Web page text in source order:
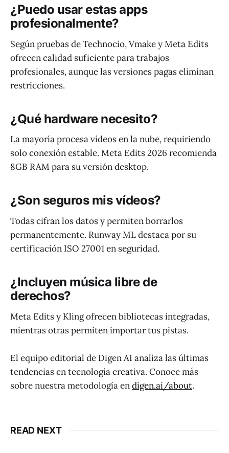
¿Puedo usar estas apps
profesionalmente?
Según pruebas de Technocio, Vmake y Meta Edits
ofrecen calidad suficiente para trabajos
profesionales, aunque las versiones pagas eliminan
restricciones.
¿Qué hardware necesito?
La mayoría procesa vídeos en la nube, requiriendo
solo conexión estable. Meta Edits 2026 recomienda
8GB RAM para su versión desktop.
¿Son seguros mis vídeos?
Todas cifran los datos y permiten borrarlos
permanentemente. Runway ML destaca por su
certificación ISO 27001 en seguridad.
¿Incluyen música libre de
derechos?
Meta Edits y Kling ofrecen bibliotecas integradas,
mientras otras permiten importar tus pistas.
El equipo editorial de Digen AI analiza las últimas
tendencias en tecnología creativa. Conoce más
sobre nuestra metodología endigen.ai/about.
READ NEXT